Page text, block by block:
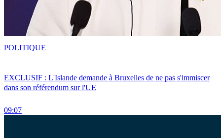
EXCLUSIF : L'Islande demande à Bruxelles de ne pas s'immiscer
dans son référendum sur l'UE
09:07
POLITIQUE